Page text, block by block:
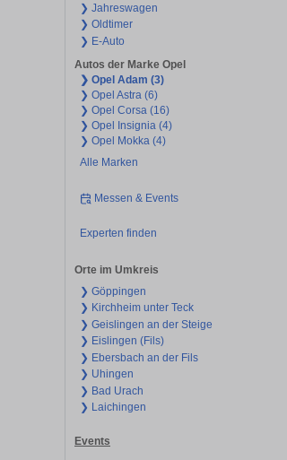
❯ Jahreswagen
❯ Oldtimer
❯ E-Auto
Autos der Marke Opel
❯ Opel Adam (3)
❯ Opel Astra (6)
❯ Opel Corsa (16)
❯ Opel Insignia (4)
❯ Opel Mokka (4)
Alle Marken
Messen & Events
Experten finden
Orte im Umkreis
❯ Göppingen
❯ Kirchheim unter Teck
❯ Geislingen an der Steige
❯ Eislingen (Fils)
❯ Ebersbach an der Fils
❯ Uhingen
❯ Bad Urach
❯ Laichingen
Events